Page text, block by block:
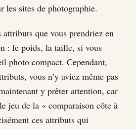
les sites de photographie.
que vous prendriez en
: le poids, la taille, si vous
photo compact. Cependant,
vous n’y aviez même pas
y prêter attention, car
jeu de la « comparaison côte à
ces attributs qui